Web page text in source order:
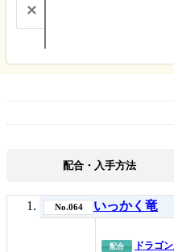
✕
配合・入手方法
No.064 いっかく竜
配合 ドラゴ